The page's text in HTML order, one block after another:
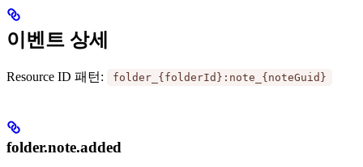
이벤트 상세
Resource ID 패턴: folder_{folderId}:note_{noteGuid}
folder.note.added